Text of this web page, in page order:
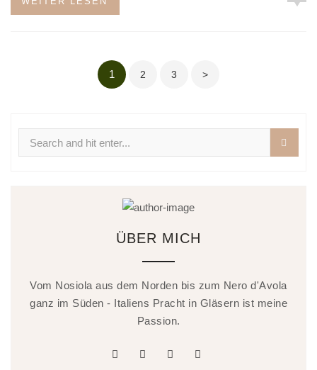
Seitennummerierung
der
1 2 3 >
Search
for:
ÜBER MICH
Vom Nosiola aus dem Norden bis zum Nero d'Avola
ganz im Süden - Italiens Pracht in Gläsern ist meine
Passion.